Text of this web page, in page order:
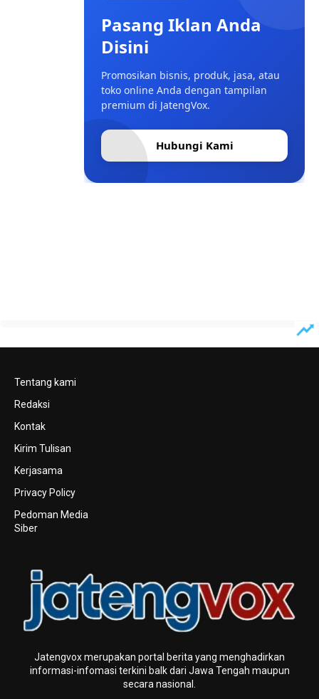
Pasang Iklan Anda
Disini
Promosikan bisnis, produk, jasa, atau
toko online Anda dengan tampilan
premium di JatengVox.
Hubungi Kami
Tentang kami
Redaksi
Kontak
Kirim Tulisan
Kerjasama
Privacy Policy
Pedoman Media
Siber
Jatengvox merupakan portal berita yang menghadirkan
informasi-infomasi terkini baIk dari Jawa Tengah maupun
secara nasional.